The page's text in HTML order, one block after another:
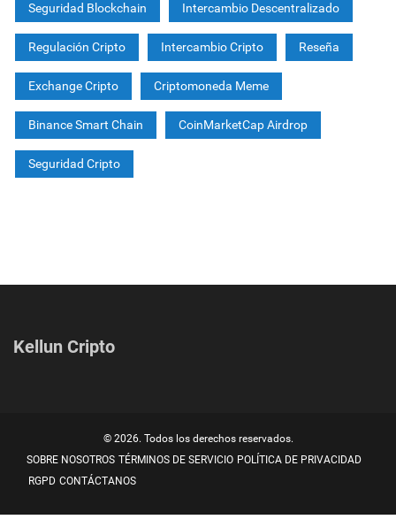
Seguridad Blockchain Intercambio Descentralizado
Regulación Cripto Intercambio Cripto Reseña
Exchange Cripto Criptomoneda Meme
Binance Smart Chain CoinMarketCap Airdrop
Seguridad Cripto
Kellun Cripto
© 2026. Todos los derechos reservados.
SOBRE NOSOTROS TÉRMINOS DE SERVICIO POLÍTICA DE PRIVACIDAD
RGPD CONTÁCTANOS